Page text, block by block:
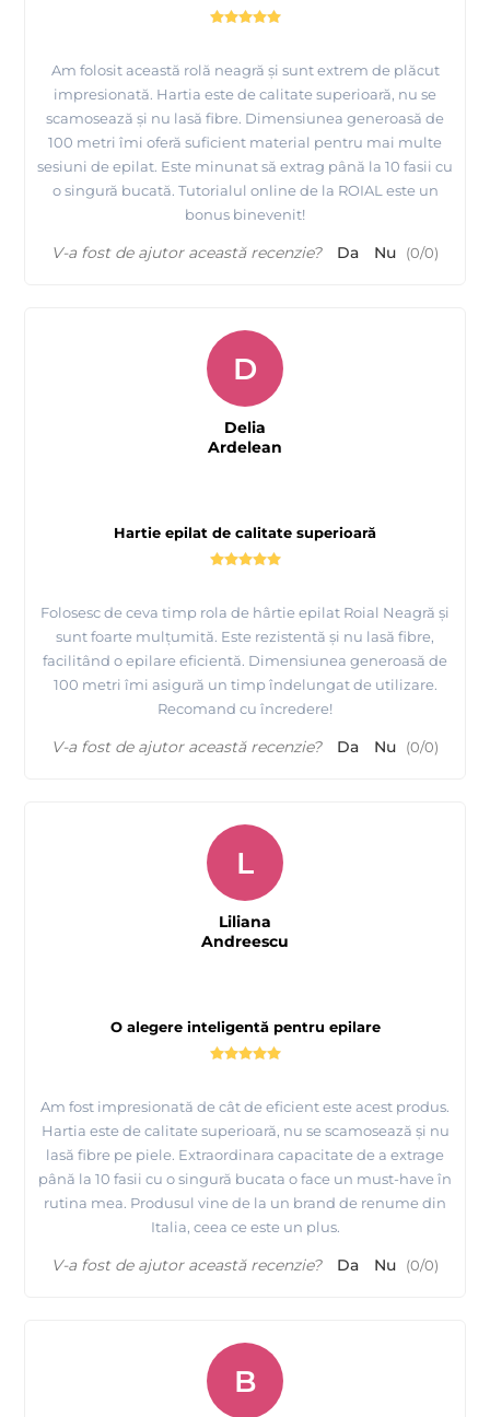
Am folosit această rolă neagră și sunt extrem de plăcut
impresionată. Hartia este de calitate superioară, nu se
scamosează și nu lasă fibre. Dimensiunea generoasă de
100 metri îmi oferă suficient material pentru mai multe
sesiuni de epilat. Este minunat să extrag până la 10 fasii cu
o singură bucată. Tutorialul online de la ROIAL este un
bonus binevenit!
V-a fost de ajutor această recenzie? Da Nu (0/0)
Hartie epilat de calitate superioară
Folosesc de ceva timp rola de hârtie epilat Roial Neagră și
sunt foarte mulțumită. Este rezistentă și nu lasă fibre,
facilitând o epilare eficientă. Dimensiunea generoasă de
100 metri îmi asigură un timp îndelungat de utilizare.
Recomand cu încredere!
D
Delia
Ardelean
V-a fost de ajutor această recenzie? Da Nu (0/0)
O alegere inteligentă pentru epilare
Am fost impresionată de cât de eficient este acest produs.
Hartia este de calitate superioară, nu se scamosează și nu
lasă fibre pe piele. Extraordinara capacitate de a extrage
până la 10 fasii cu o singură bucata o face un must-have în
rutina mea. Produsul vine de la un brand de renume din
Italia, ceea ce este un plus.
L
Liliana
Andreescu
V-a fost de ajutor această recenzie? Da Nu (0/0)
B